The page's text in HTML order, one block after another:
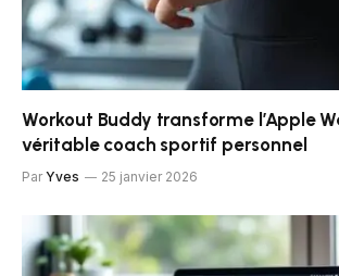
Workout Buddy transforme l’Apple
véritable coach sportif personnel
Par Yves 25 janvier 2026